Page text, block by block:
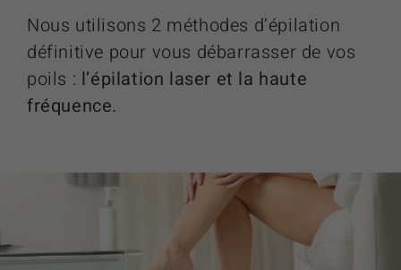
Nous utilisons 2 méthodes d’épilation
définitive pour vous débarrasser de vos
poils : l’épilation laser et la haute
fréquence.